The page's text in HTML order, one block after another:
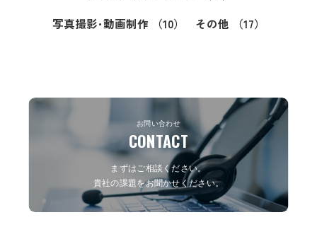
写真撮影･動画制作
（10） その他 （17）
お問い合わせ
CONTACT
まずはご相談ください。
貴社の課題をお聞かせください。